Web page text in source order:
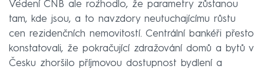
Vedení ČNB ale rozhodlo, že parametry zůstanou
tam, kde jsou, a to navzdory neutuchajícímu růstu
cen rezidenčních nemovitostí. Centrální bankéři přesto
konstatovali, že pokračující zdražování domů a bytů v
Česku zhoršilo příjmovou dostupnost bydlení a